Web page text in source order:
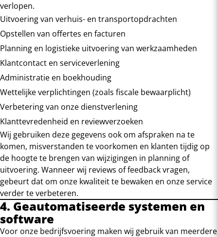
verlopen.
Uitvoering van verhuis- en transportopdrachten
Opstellen van offertes en facturen
Planning en logistieke uitvoering van werkzaamheden
Klantcontact en serviceverlening
Administratie en boekhouding
Wettelijke verplichtingen (zoals fiscale bewaarplicht)
Verbetering van onze dienstverlening
Klanttevredenheid en reviewverzoeken
Wij gebruiken deze gegevens ook om afspraken na te
komen, misverstanden te voorkomen en klanten tijdig op
de hoogte te brengen van wijzigingen in planning of
uitvoering. Wanneer wij reviews of feedback vragen,
gebeurt dat om onze kwaliteit te bewaken en onze service
verder te verbeteren.
4. Geautomatiseerde systemen en
software
Voor onze bedrijfsvoering maken wij gebruik van meerdere